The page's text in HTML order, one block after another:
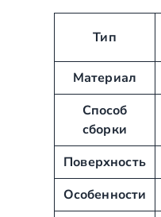
р
т
ы
а
ч
е
н
и
е
Тип
Материал
Способ
сборки
Поверхность
Особенности